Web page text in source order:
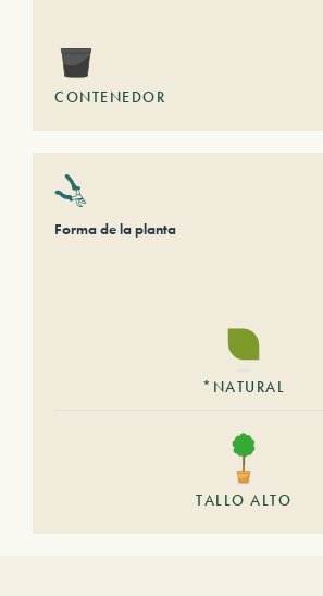
CONTENEDOR
Forma de la planta
*NATURAL
TALLO ALTO